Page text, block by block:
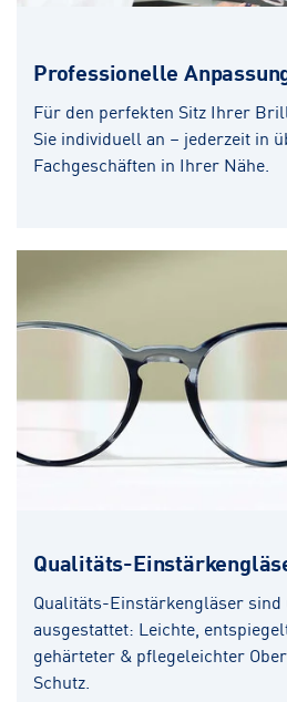
Professionelle
Für den perfekten Sitz Ihrer
Sie individuell an – jederzeit in
Fachgeschäften in Ihrer Nähe.
Qualitäts-
Qualitäts-Einstärkengläser
ausgestattet: Leichte,
gehärteter & pflegeleichter
Schutz.